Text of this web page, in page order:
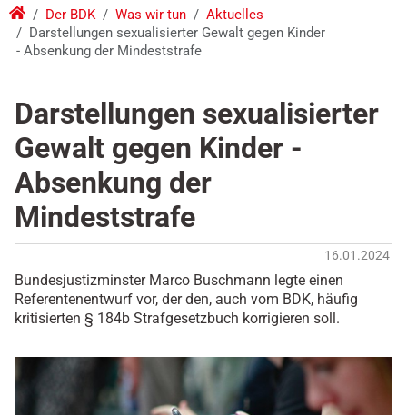
Der BDK Was wir tun
Aktuelles
Darstellungen sexualisierter Gewalt gegen Kinder
- Absenkung der Mindeststrafe
Darstellungen sexualisierter
Gewalt gegen Kinder -
Absenkung der
Mindeststrafe
16.01.2024
Bundesjustizminster Marco Buschmann legte einen
Referentenentwurf vor, der den, auch vom BDK, häufig
kritisierten § 184b Strafgesetzbuch korrigieren soll.